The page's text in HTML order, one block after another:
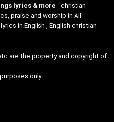
lyrics & more “christian
praise and worship in All
in English , English christian
are the property and copyright of
only.